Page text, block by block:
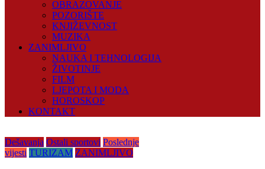
OBRAZOVANJE
POZORIŠTE
KNJIŽEVNOST
MUZIKA
ZANIMLJIVO
NAUKA I TEHNOLOGIJA
ŽIVOTINJE
FILM
LJEPOTA I MODA
HOROSKOP
KONTAKT
Dešavanja Ostali sportovi Poslednje
vijesti TURIZAM ZANIMLJIVO